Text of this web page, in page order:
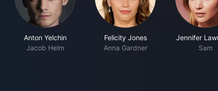
Anton Yelchin
Jacob Helm
Felicity Jones
Anna Gardner
Jennifer
Sam